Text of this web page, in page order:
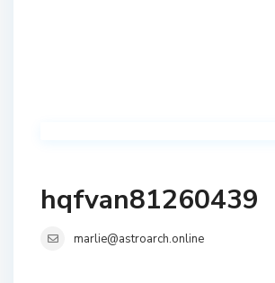
hqfvan81260439
marlie@astroarch.online